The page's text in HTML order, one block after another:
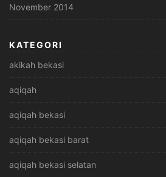
November 2014
KATEGORI
akikah bekasi
aqiqah
aqiqah bekasi
aqiqah bekasi barat
aqiqah bekasi selatan